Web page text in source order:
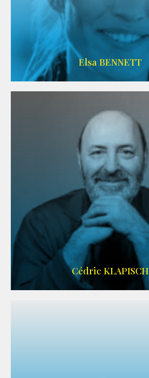
Elsa BENNETT
Cédric KLAPISCH